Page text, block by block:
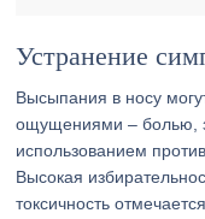
Устранение
Высыпания в носу
ощущениями – болью,
использованием
Высокая
токсичность